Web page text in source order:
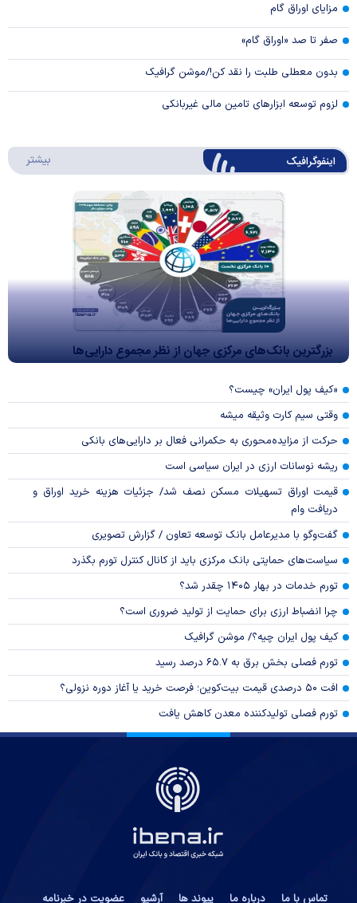
مزایای اوراق گام
صفر تا صد «اوراق گام»
بدون معطلی طلبت را نقد کن!/موشن گرافیک
لزوم توسعه ابزارهای تامین مالی غیربانکی
اینفوگرافیک بیشتر
بزرگترین بانک‌های مرکزی جهان از نظر مجموع دارایی‌ها
«کیف پول ایران» چیست؟
وقتی سیم کارت وثیقه میشه
حرکت از مزایده‌محوری به حکمرانی فعال بر دارایی‌های بانکی
ریشه نوسانات ارزی در ایران سیاسی است
قیمت اوراق تسهیلات مسکن نصف شد/ جزئیات هزینه خرید اوراق و
دریافت وام
گفت‌وگو با مدیرعامل بانک توسعه تعاون / گزارش تصویری
سیاست‌های حمایتی بانک مرکزی باید از کانال کنترل تورم بگذرد
تورم خدمات در بهار ۱۴۰۵ چقدر شد؟
چرا انضباط ارزی برای حمایت از تولید ضروری است؟
کیف پول ایران چیه؟/ موشن گرافیک
تورم فصلی بخش برق به ۶۵.۷ درصد رسید
افت ۵۰ درصدی قیمت بیت‌کوین؛ فرصت خرید یا آغاز دوره نزولی؟
تورم فصلی تولیدکننده معدن کاهش یافت
تماس با ما درباره ما پیوند ها آرشیو عضویت در خبرنامه